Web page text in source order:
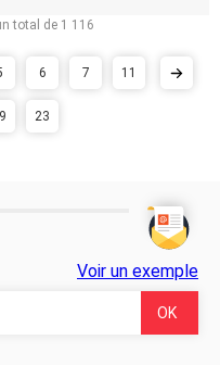
total de 1 116
6 7 11
23
Voir un exemple